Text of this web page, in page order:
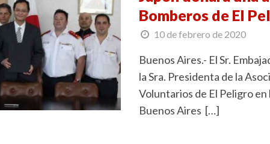
Bomberos de El
10 de febrero de 2020
Buenos Aires.- El Sr.
la Sra. Presidenta de la
Voluntarios de El Peligro en
Buenos Aires […]